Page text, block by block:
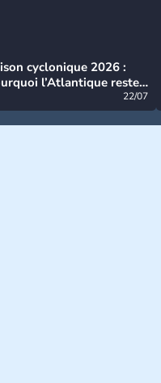
cyclonique 2026 :
l’Atlantique reste
22/07